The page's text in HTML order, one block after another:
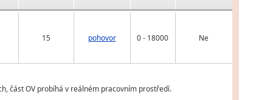
15 pohovor 0 - 18000 Ne
část OV probíhá v reálném pracovním prostředí.